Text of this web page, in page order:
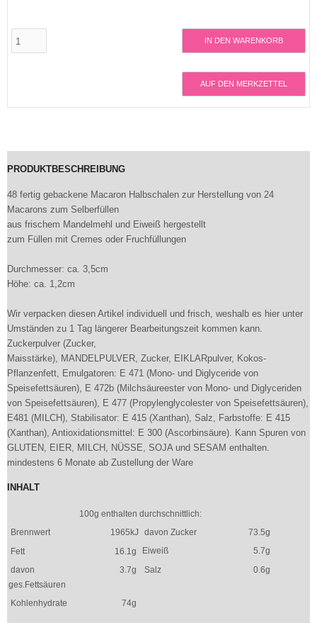
IN DEN WARENKORB
AUF DEN MERKZETTEL
PRODUKTBESCHREIBUNG
48 fertig gebackene Macaron Halbschalen zur Herstellung von 24
Macarons zum Selberfüllen
aus frischem Mandelmehl und Eiweiß hergestellt
zum Füllen mit Cremes oder Fruchfüllungen
Durchmesser: ca. 3,5cm
Höhe: ca. 1,2cm
Wir verpacken diesen Artikel individuell und frisch, weshalb es hier unter
Umständen zu 1 Tag längerer Bearbeitungszeit kommen kann.
Zuckerpulver (Zucker,
Maisstärke), MANDELPULVER, Zucker, EIKLARpulver, Kokos-
Pflanzenfett, Emulgatoren: E 471 (Mono- und Diglyceride von
Speisefettsäuren), E 472b (Milchsäureester von Mono- und Diglyceriden
von Speisefettsäuren), E 477 (Propylenglycolester von Speisefettsäuren),
E481 (MILCH), Stabilisator: E 415 (Xanthan), Salz, Farbstoffe: E 415
(Xanthan), Antioxidationsmittel: E 300 (Ascorbinsäure). Kann Spuren von
GLUTEN, EIER, MILCH, NÜSSE, SOJA und SESAM enthalten.
mindestens 6 Monate ab Zustellung der Ware
INHALT
100g enthalten durchschnittlich:
Brennwert
1965kJ davon Zucker
73.5g
Fett
16.1g Eiweiß
5.7g
davon
ges.Fettsäuren
3.7g Salz 0.6g
Kohlenhydrate 74g